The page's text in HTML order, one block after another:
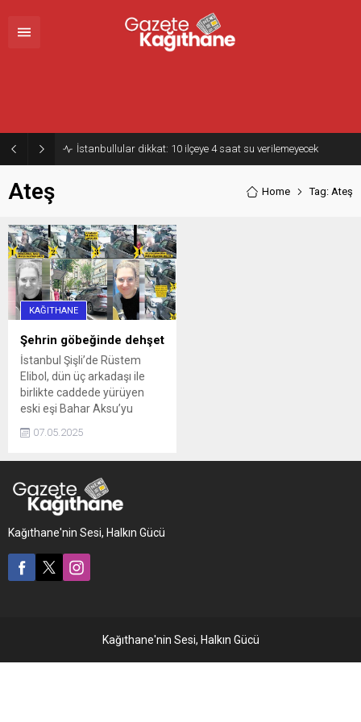
İstanbullular dikkat: 10 ilçeye 4 saat su verilemeyecek
Ateş Home Tag: Ateş
KAĞITHANE
Şehrin göbeğinde dehşet
İstanbul Şişli’de Rüstem
Elibol, dün üç arkadaşı ile
birlikte caddede yürüyen
eski eşi Bahar Aksu’yu
direnince, Elibol kadını altı
07.05.2025
Kağıthane'nin Sesi, Halkın Gücü
Kağıthane'nin Sesi, Halkın Gücü